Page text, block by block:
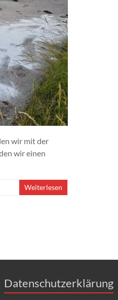
wir mit der
wir einen
Weiterlesen
Datenschutzerklärung